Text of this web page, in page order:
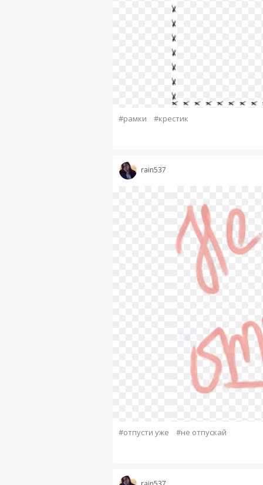
#рамки #крестик
rain537
#отпусти уже #не отпускай